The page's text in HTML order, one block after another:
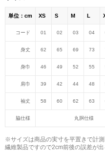
単位：cm XS S M L
コード 01 02 03 04
身丈 62 65 69 73
身巾 46 49 52 55
肩巾 39 42 44 48
袖丈 58 60 62 63
脇仕様 丸胴仕様
※サイズは商品の実寸を平置きで計測
繊維製品ですので2cm前後の誤差が出